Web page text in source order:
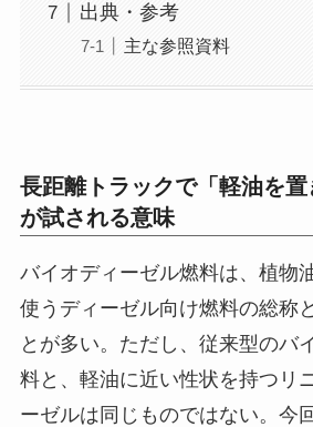
出典・参考
主な参照資料
長距離トラックで「軽油を置
が試される意味
バイオディーゼル燃料は、植物
使うディーゼル向け燃料の総称
とが多い。ただし、従来型のバ
料と、軽油に近い性状を持つリ
ーゼルは同じものではない。今